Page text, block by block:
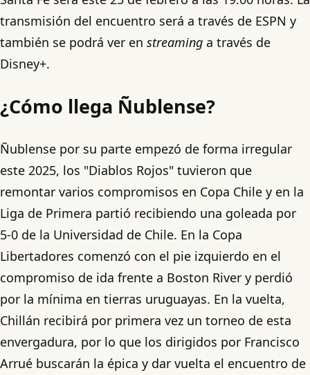
transmisión del encuentro será a través de ESPN y
también se podrá ver en streaming a través de
Disney+.
¿Cómo llega Ñublense?
Ñublense por su parte empezó de forma irregular
este 2025, los "Diablos Rojos" tuvieron que
remontar varios compromisos en Copa Chile y en la
Liga de Primera partió recibiendo una goleada por
5-0 de la Universidad de Chile. En la Copa
Libertadores comenzó con el pie izquierdo en el
compromiso de ida frente a Boston River y perdió
por la mínima en tierras uruguayas. En la vuelta,
Chillán recibirá por primera vez un torneo de esta
envergadura, por lo que los dirigidos por Francisco
Arrué buscarán la épica y dar vuelta el encuentro de